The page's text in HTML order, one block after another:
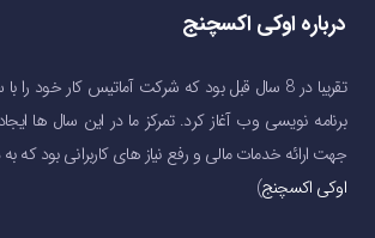
درباره اوکی اکسچنج
تقریبا در 8 سال قبل بود که شرکت آماتیس کار خود را
برنامه نویسی وب آغاز کرد. تمرکز ما در این سال ها
جهت ارائه خدمات مالی و رفع نیاز های کاربرانی بود که
اوکی اکسچنج)